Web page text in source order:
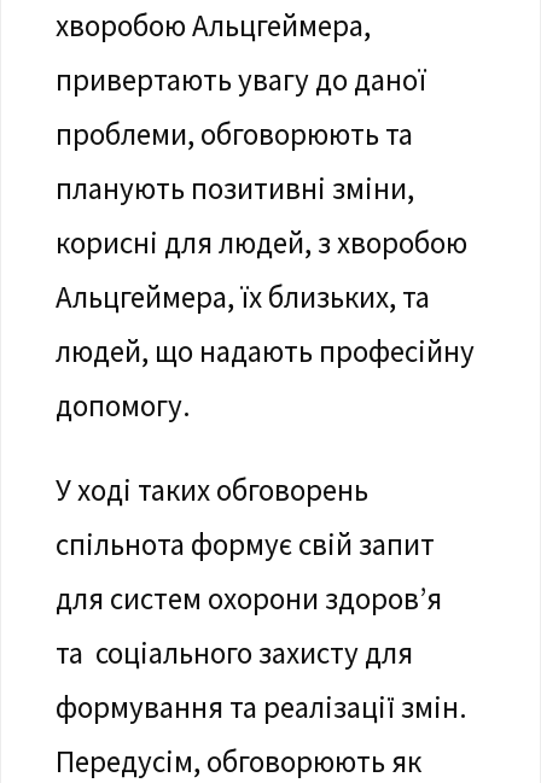
хворобою Альцгеймера,
привертають увагу до даної
проблеми, обговорюють та
планують позитивні зміни,
корисні для людей, з хворобою
Альцгеймера, їх близьких, та
людей, що надають професійну
допомогу.
У ході таких обговорень
спільнота формує свій запит
для систем охорони здоров’я
та соціального захисту для
формування та реалізації змін.
Передусім, обговорюють як